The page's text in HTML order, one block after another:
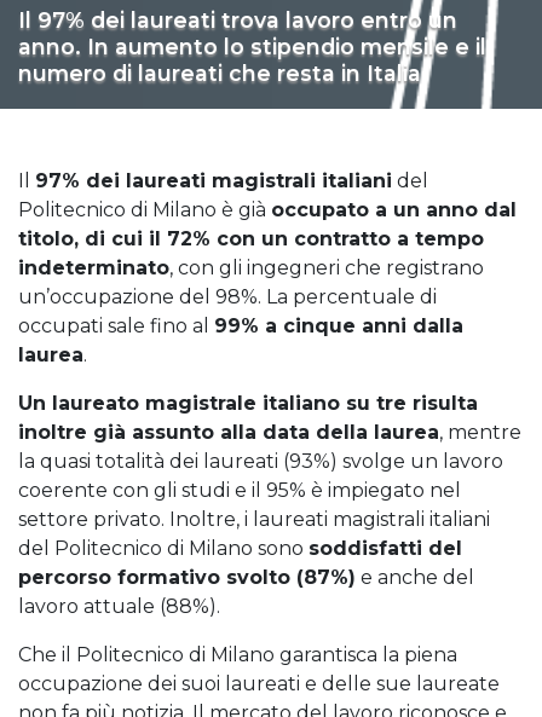
Il 97% dei laureati trova lavoro entro un
anno. In aumento lo stipendio mensile e il
numero di laureati che resta in Italia
97% dei laureati magistrali italiani del
Politecnico di Milano è già occupato a un anno dal
titolo, di cui il 72% con un contratto a tempo
indeterminato, con gli ingegneri che registrano
un’occupazione del 98%. La percentuale di
occupati sale fino al 99% a cinque anni dalla
laurea.
Un laureato magistrale italiano su tre risulta
inoltre già assunto alla data della laurea, mentre
la quasi totalità dei laureati (93%) svolge un lavoro
coerente con gli studi e il 95% è impiegato nel
settore privato. Inoltre, i laureati magistrali italiani
del Politecnico di Milano sono soddisfatti del
percorso formativo svolto (87%) e anche del
lavoro attuale (88%).
Che il Politecnico di Milano garantisca la piena
occupazione dei suoi laureati e delle sue laureate